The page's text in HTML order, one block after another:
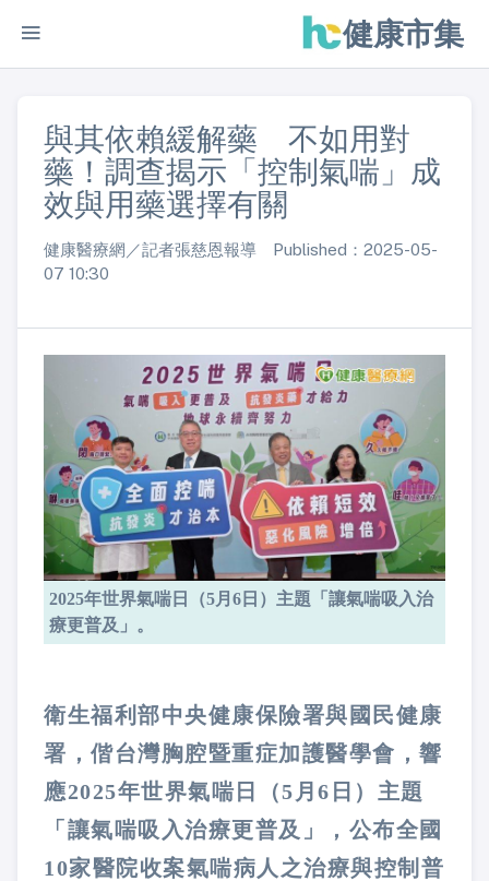
健康市集
與其依賴緩解藥 不如用對
藥！調查揭示「控制氣喘」成
效與用藥選擇有關
健康醫療網／記者張慈恩報導 Published：2025-05-
07 10:30
2025年世界氣喘日（5月6日）主題「讓氣喘吸入治
療更普及」。
衛生福利部中央健康保險署與國民健康
署，偕台灣胸腔暨重症加護醫學會，響
應2025年世界氣喘日（5月6日）主題
「讓氣喘吸入治療更普及」，公布全國
10家醫院收案氣喘病人之治療與控制普